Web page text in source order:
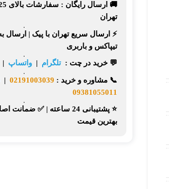
🚚 ارسال رایگان : سفارشات بالای 25 میلیون
تهران
⚡ ارسال سریع تهران با پیک | ارسال
تیپاکس و باربری
💬 خرید در چت :تلگرام | واتساپ |
📞 مشاوره و خرید : 02191003039
|
09381055011
⭐ پشتیبانی 24 ساعته | ✅ ضمانت
بهترین قیمت